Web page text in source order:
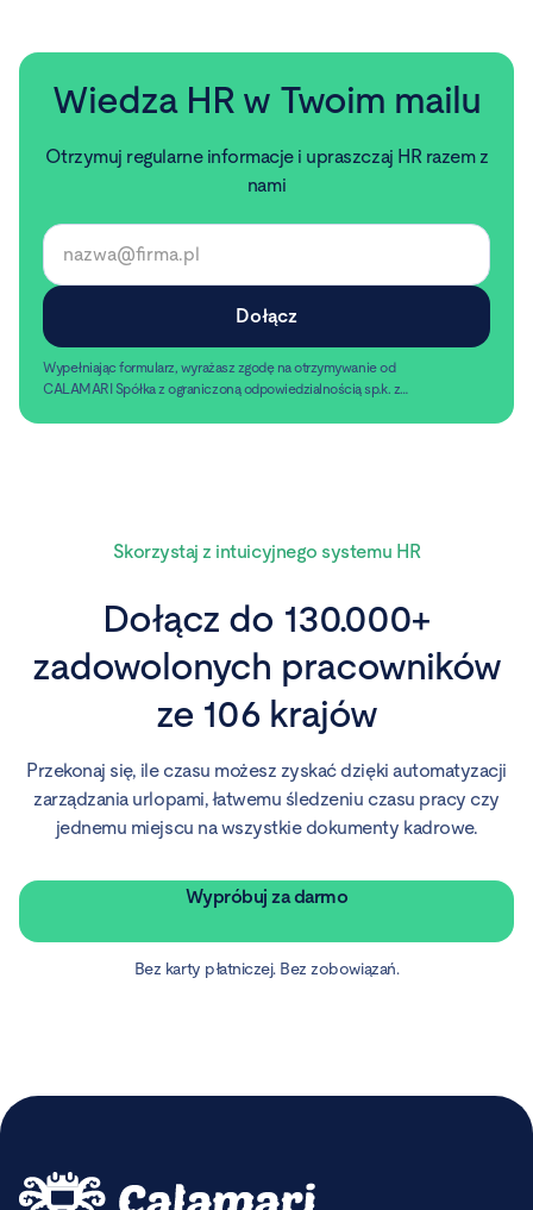
Wiedza HR w Twoim mailu
Otrzymuj regularne informacje i upraszczaj HR razem z
nami
Wypełniając formularz, wyrażasz zgodę na otrzymywanie od
CALAMARI Spółka z ograniczoną odpowiedzialnością sp.k. z
Skorzystaj z intuicyjnego systemu HR
Dołącz do 130.000+
zadowolonych pracowników
ze 106 krajów
Przekonaj się, ile czasu możesz zyskać dzięki automatyzacji
zarządzania urlopami, łatwemu śledzeniu czasu pracy czy
jednemu miejscu na wszystkie dokumenty kadrowe.
Wypróbuj za darmo
Bez karty płatniczej. Bez zobowiązań.